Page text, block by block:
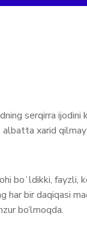
serqirra
xarid
boʻldikki, fayzli,
har bir daqiqasi
bo’lmoqda.